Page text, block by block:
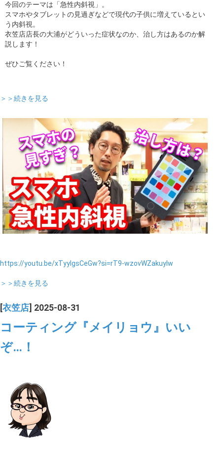
今回のテーマは「急性内斜視」。
スマホやタブレットの見過ぎなどで現代の子供に増えているとい
う内斜視。
衣笠店店長の大浦がどういった症状なのか、治し方はあるのか解
説します！
ぜひご覧ください！
＞＞続きを見る
https://youtu.be/xTyylgsCeGw?si=rT9-wzovWZakuyIw
＞＞続きを見る
[衣笠店] 2025-08-31
コーティング『メイリョウ』いい
ぞ…！